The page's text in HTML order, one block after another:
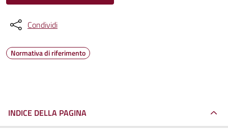
Condividi
Normativa di riferimento
INDICE DELLA PAGINA